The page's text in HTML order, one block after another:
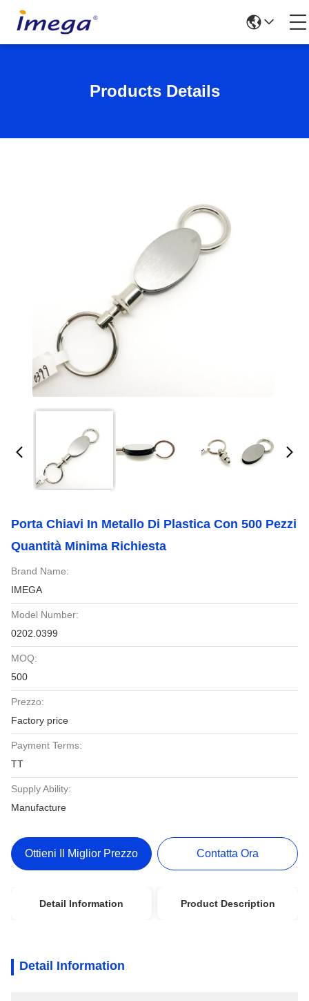
Products Details
Porta Chiavi In Metallo Di Plastica Con 500 Pezzi
Quantità Minima Richiesta
Brand Name:
IMEGA
Model Number:
0202.0399
MOQ:
500
Prezzo:
Factory price
Payment Terms:
TT
Supply Ability:
Manufacture
Ottieni Il Miglior Prezzo Contatta Ora
Detail Information Product Description
Detail Information